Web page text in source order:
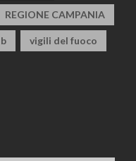
REGIONE CAMPANIA
vigili del fuoco